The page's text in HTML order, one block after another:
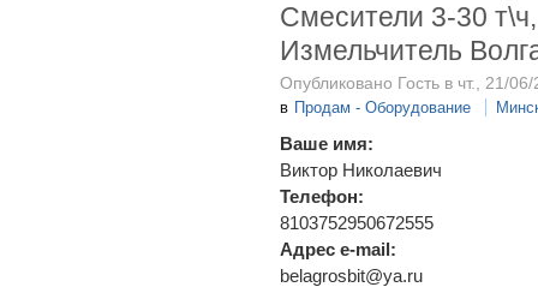
Смесители 3-30
Измельчитель
Опубликовано Гость в чт., 21/
в Продам - Оборудование
Ваше имя:
Виктор Николаевич
Телефон:
8103752950672555
Адрес e-mail:
belagrosbit@ya.ru